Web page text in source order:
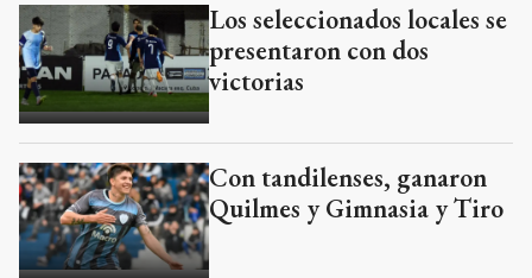
Los seleccionados locales se
presentaron con dos
victorias
Con tandilenses, ganaron
Quilmes y Gimnasia y Tiro